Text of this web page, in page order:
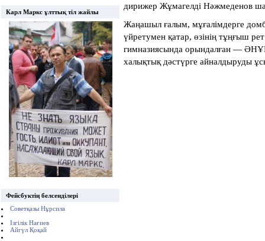
Карл Маркс ұлттық тіл жайлы
Фейсбуктің белсенділері
Советқазы Нұрсила
Ізгілік Нағиев
Айгүл Қоқай
дирижер Жұмагелді Нәжмеденов
Жаңашыл ғалым, мұғалімдерге
үйретумен қатар, өзінің тұңғыш
гимназиясында орындалған —
халықтық дәстүрге айналдыруды